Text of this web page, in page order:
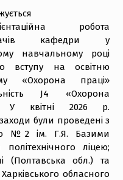
робота
кафедри у
навчальному році
вступу на освітню
«Охорона праці»
J4 «Охорона
У квітні 2026 р.
були проведені з
№2 ім. Г.Я. Базими
ліцею;
обл.) та
обласного